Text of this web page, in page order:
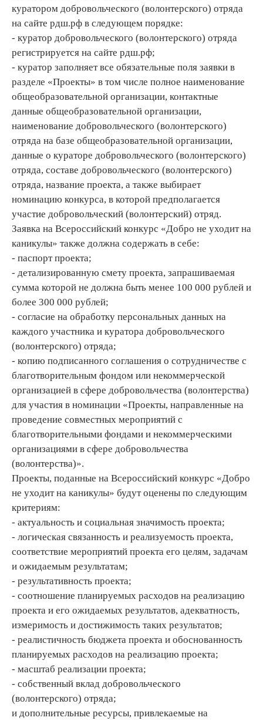
куратором добровольческого (волонтерского) отряда
на сайте рдш.рф в следующем порядке:
- куратор добровольческого (волонтерского) отряда
регистрируется на сайте рдш.рф;
- куратор заполняет все обязательные поля заявки в
разделе «Проекты» в том числе полное наименование
общеобразовательной организации, контактные
данные общеобразовательной организации,
наименование добровольческого (волонтерского)
отряда на базе общеобразовательной организации,
данные о кураторе добровольческого (волонтерского)
отряда, составе добровольческого (волонтерского)
отряда, название проекта, а также выбирает
номинацию конкурса, в которой предполагается
участие добровольческий (волонтерский) отряд.
Заявка на Всероссийский конкурс «Добро не уходит на
каникулы» также должна содержать в себе:
- паспорт проекта;
- детализированную смету проекта, запрашиваемая
сумма которой не должна быть менее 100 000 рублей и
более 300 000 рублей;
- согласие на обработку персональных данных на
каждого участника и куратора добровольческого
(волонтерского) отряда;
- копию подписанного соглашения о сотрудничестве с
благотворительным фондом или некоммерческой
организацией в сфере добровольчества (волонтерства)
для участия в номинации «Проекты, направленные на
проведение совместных мероприятий с
благотворительными фондами и некоммерческими
организациями в сфере добровольчества
(волонтерства)».
Проекты, поданные на Всероссийский конкурс «Добро
не уходит на каникулы» будут оценены по следующим
критериям:
- актуальность и социальная значимость проекта;
- логическая связанность и реализуемость проекта,
соответствие мероприятий проекта его целям, задачам
и ожидаемым результатам;
- результативность проекта;
- соотношение планируемых расходов на реализацию
проекта и его ожидаемых результатов, адекватность,
измеримость и достижимость таких результатов;
- реалистичность бюджета проекта и обоснованность
планируемых расходов на реализацию проекта;
- масштаб реализации проекта;
- собственный вклад добровольческого
(волонтерского) отряда;
и дополнительные ресурсы, привлекаемые на